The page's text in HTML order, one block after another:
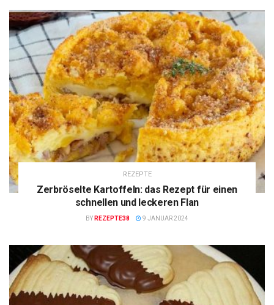
REZEPTE
Zerbröselte Kartoffeln: das Rezept für einen
schnellen und leckeren Flan
BY REZEPTE38 9 JANUAR 2024